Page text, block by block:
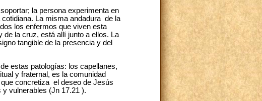
la persona experimenta en
La misma andadura de la
los enfermos que viven esta
de la cruz, está allí junto a ellos. La
tangible de la presencia y del
estas patologías: los capellanes,
y fraternal, es la comunidad
concretiza el deseo de Jesús
vulnerables (Jn 17.21 ).